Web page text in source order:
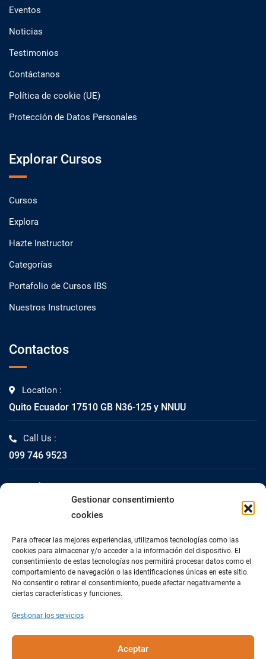
Gestionar consentimiento
cookies
Para ofrecer las mejores experiencias, utilizamos tecnologías como las
cookies para almacenar y/o acceder a la información del dispositivo. El
consentimiento de estas tecnologías nos permitirá procesar datos como el
comportamiento de navegación o las identificaciones únicas en este sitio.
No consentir o retirar el consentimiento, puede afectar negativamente a
ciertas características y funciones.
Gestionar los servicios
Aceptar
Eventos
Noticias
Testimonios
Contáctanos
Política de cookie (UE)
Protección de Datos Personales
Explorar Cursos
Cursos
Explora
Hazte Instructor
Categorías
Portafolio de Cursos IBS
Nuestros Instructores
Contactos
Location :
Quito Ecuador 17510 GB N36-125 y NNUU
Call Us :
099 746 9523
Mail Us :
info@impacta.com.ec
Fax Us :
02 2447-261